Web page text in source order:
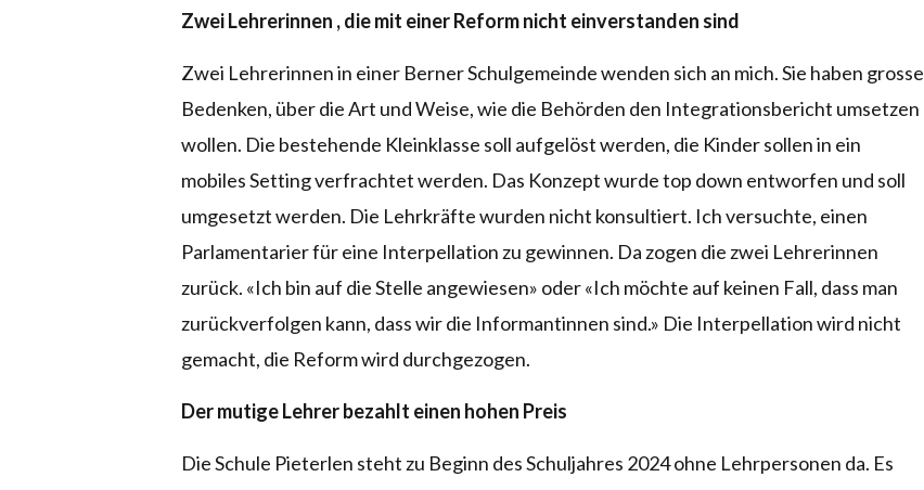
Zwei Lehrerinnen , die mit einer Reform nicht einverstanden sind
Zwei Lehrerinnen in einer Berner Schulgemeinde wenden sich an mich. Sie haben grosse
Bedenken, über die Art und Weise, wie die Behörden den Integrationsbericht umsetzen
wollen. Die bestehende Kleinklasse soll aufgelöst werden, die Kinder sollen in ein
mobiles Setting verfrachtet werden. Das Konzept wurde top down entworfen und soll
umgesetzt werden. Die Lehrkräfte wurden nicht konsultiert. Ich versuchte, einen
Parlamentarier für eine Interpellation zu gewinnen. Da zogen die zwei Lehrerinnen
zurück. «Ich bin auf die Stelle angewiesen» oder «Ich möchte auf keinen Fall, dass man
zurückverfolgen kann, dass wir die Informantinnen sind.» Die Interpellation wird nicht
gemacht, die Reform wird durchgezogen.
Der mutige Lehrer bezahlt einen hohen Preis
Die Schule Pieterlen steht zu Beginn des Schuljahres 2024 ohne Lehrpersonen da. Es